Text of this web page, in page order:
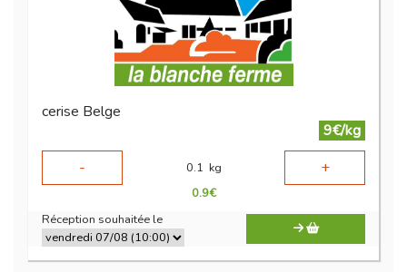
cerise Belge
9€/kg
-
0.1 kg +
0.9€
Réception souhaitée le